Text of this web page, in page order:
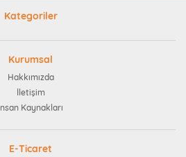
Kategoriler
Kurumsal
Hakkımızda
İletişim
İnsan Kaynakları
E-Ticaret